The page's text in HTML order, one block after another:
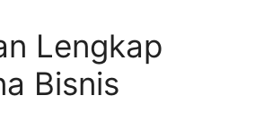
Lengkap
Bisnis